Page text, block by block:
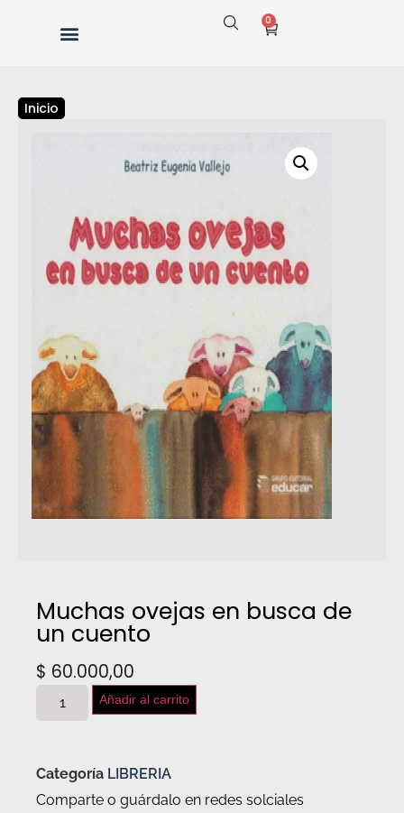
0
Inicio
Muchas ovejas en busca de
un cuento
$ 60.000,00
Añadir al carrito
Categoría LIBRERIA
Comparte o guárdalo en redes solciales